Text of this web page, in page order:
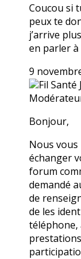
Coucou si
peux te
j’arrive
en parler à
9
Fil Santé
Bonjour,
Nous vous
échanger
forum
demandé
de
de les
téléphone,